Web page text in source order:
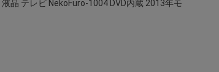
液晶 テレビ NekoFuro-1004 DVD内蔵 2013年モ